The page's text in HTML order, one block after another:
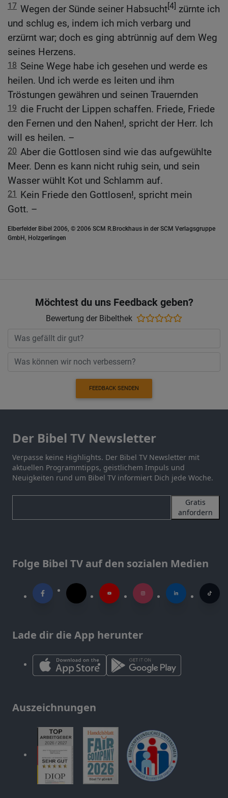
17 Wegen der Sünde seiner Habsucht[4] zürnte ich
und schlug es, indem ich mich verbarg und
erzürnt war; doch es ging abtrünnig auf dem Weg
seines Herzens.
18 Seine Wege habe ich gesehen und werde es
heilen. Und ich werde es leiten und ihm
Tröstungen gewähren und seinen Trauernden
19 die Frucht der Lippen schaffen. Friede, Friede
den Fernen und den Nahen!, spricht der Herr. Ich
will es heilen. –
20 Aber die Gottlosen sind wie das aufgewühlte
Meer. Denn es kann nicht ruhig sein, und sein
Wasser wühlt Kot und Schlamm auf.
21 Kein Friede den Gottlosen!, spricht mein
Gott. –
Elberfelder Bibel 2006, © 2006 SCM R.Brockhaus in der SCM Verlagsgruppe
GmbH, Holzgerlingen
Möchtest du uns Feedback geben?
Bewertung der Bibelthek
FEEDBACK SENDEN
Der Bibel TV Newsletter
Verpasse keine Highlights. Der Bibel TV Newsletter mit
aktuellen Programmtipps, geistlichem Impuls und
Neuigkeiten rund um Bibel TV informiert Dich jede Woche.
Gratis
anfordern
Folge Bibel TV auf den sozialen Medien
Lade dir die App herunter
Auszeichnungen